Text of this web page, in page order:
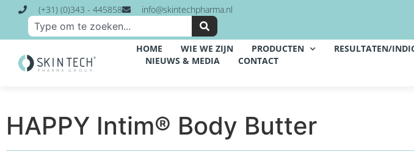
(+31) (0)343 - 445858
info@skintechpharma.nl
HOME WIE WE ZIJN PRODUCTEN RESULTATEN/
NIEUWS & MEDIA
CONTACT
HAPPY Intim® Body Butter